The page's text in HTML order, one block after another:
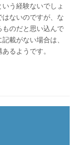
う経験ないでしょ
ないのですが、な
のだと思い込んで
載がない場合は、
るようです。